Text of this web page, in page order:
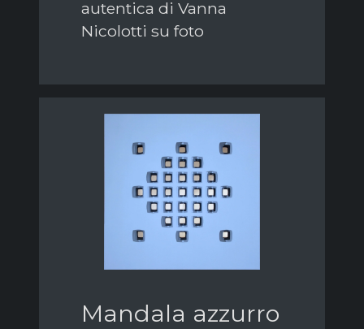
autentica di Vanna
Nicolotti su foto
Mandala azzurro